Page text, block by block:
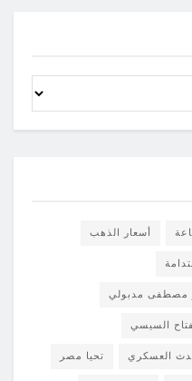
أسعار الذهب
مصطفى مدبولي
السيسي
العسكري تحيا مصر